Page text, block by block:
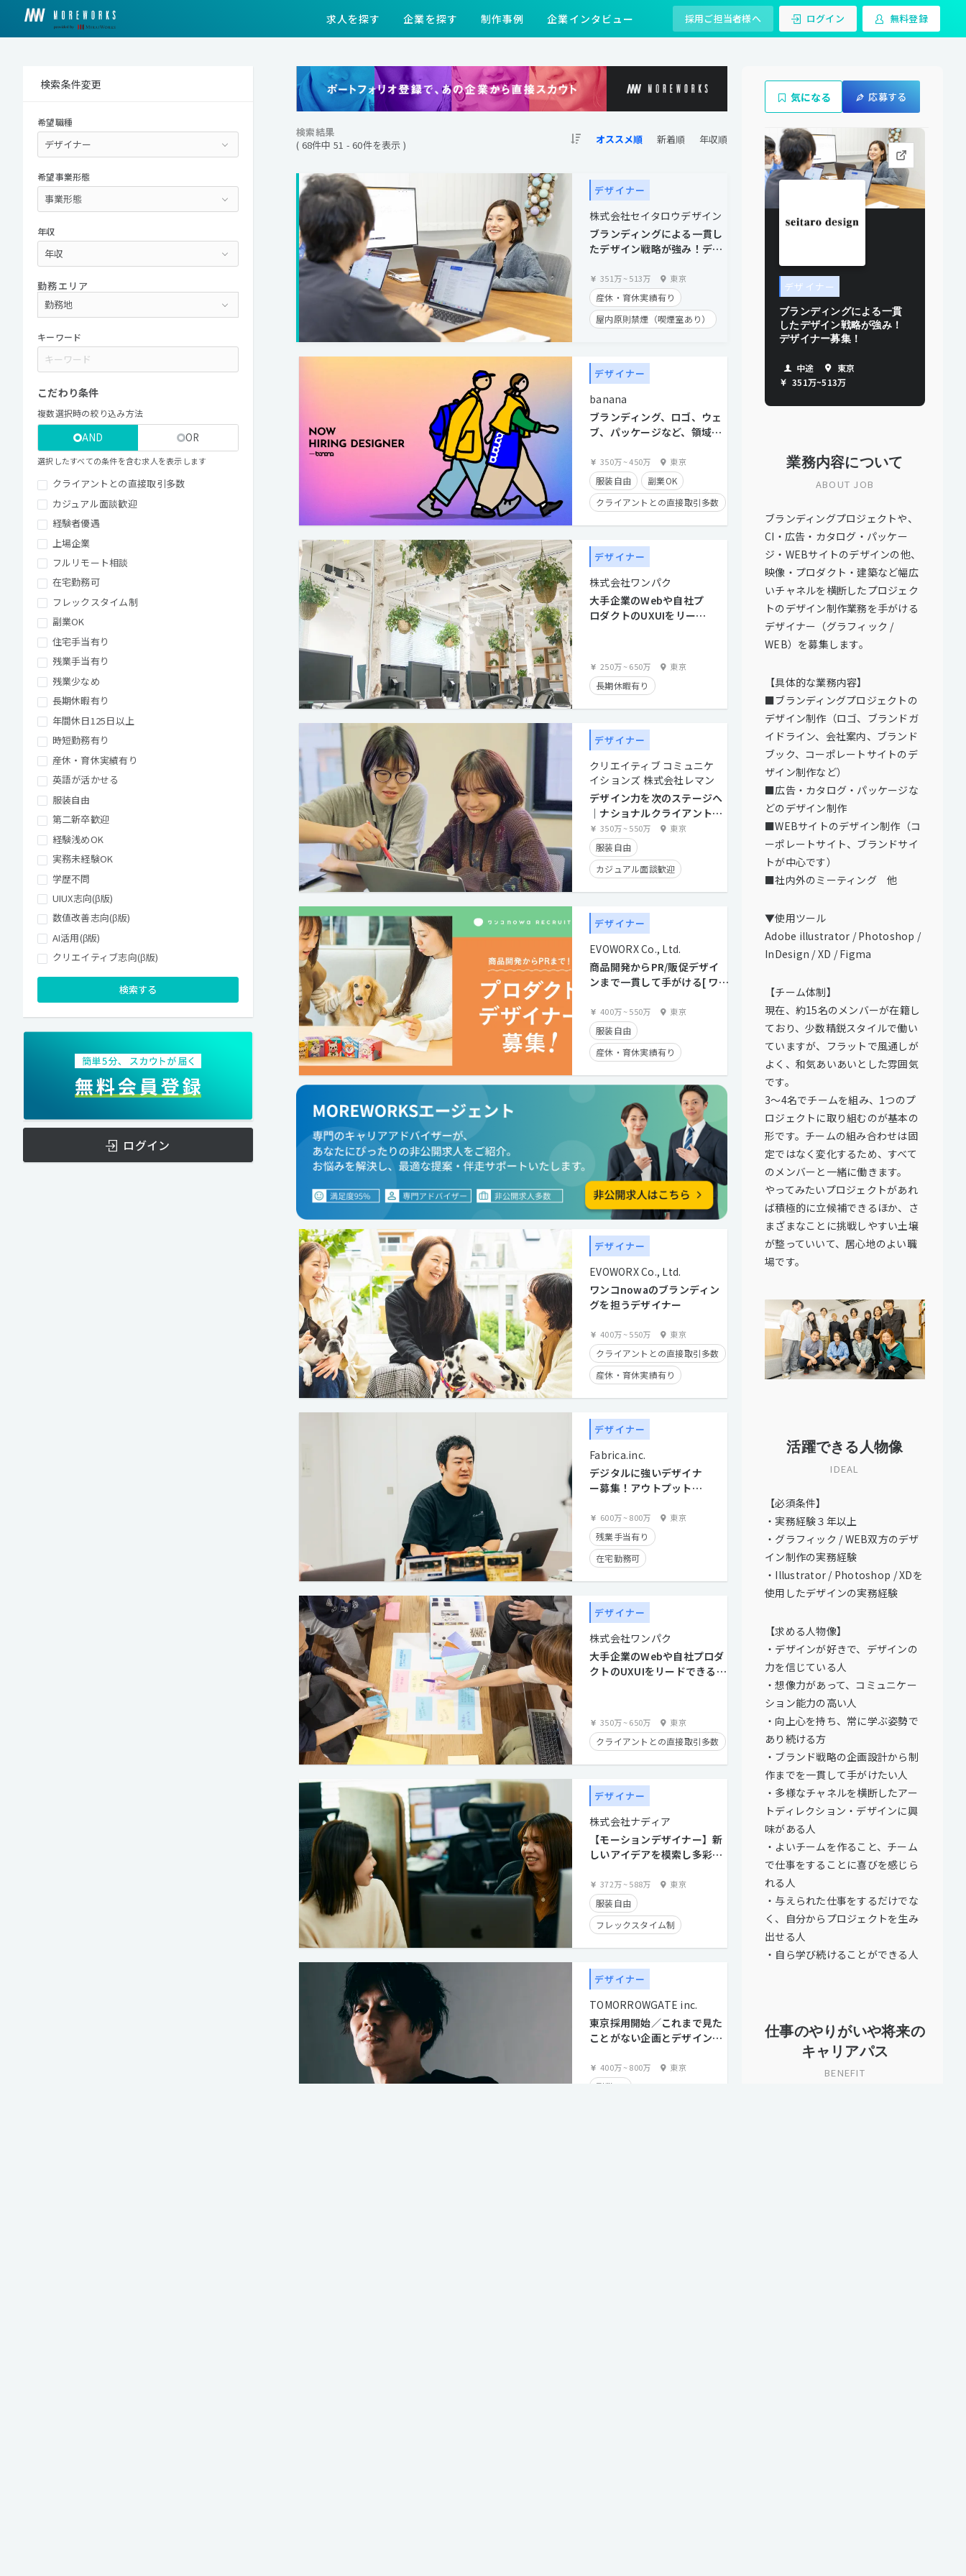
求人を探す 企業を探す 制作事例 企業インタビュー 採用ご担当者様へ ログイン 無料登録
検索条件変更
希望職種
希望事業形態
年収
勤務エリア
キーワード
こだわり条件
複数選択時の絞り込み方法
AND OR
選択したすべての条件を含む求人を表示します
クライアントとの直接取引多数
カジュアル面談歓迎
経験者優遇
上場企業
フルリモート相談
在宅勤務可
フレックスタイム制
副業OK
住宅手当有り
残業手当有り
残業少なめ
長期休暇有り
年間休日125日以上
時短勤務有り
産休・育休実績有り
英語が活かせる
服装自由
第二新卒歓迎
経験浅めOK
実務未経験OK
学歴不問
UIUX志向(β版)
数値改善志向(β版)
AI活用(β版)
クリエイティブ志向(β版)
検索する
ログイン
検索結果
( 68件中 51 - 60件を表示 )
デザイナー
株式会社セイタロウデザイン
ブランディングによる一貫し
たデザイン戦略が強み！デザ
351万~513万 東京
産休・育休実績有り
屋内原則禁煙（喫煙室あり）
クライアントとの直接取引多数
残業手当有り
フレックスタイム制
経験者優遇
デザイナー
banana
ブランディング、ロゴ、ウェ
ブ、パッケージなど、領域を
募集350万~450万 東京
服装自由
副業OK
クライアントとの直接取引多数
英語が活かせる
経験者優遇
デザイナー
株式会社ワンパク
大手企業のWebや自社プ
ロダクトのUXUIをリード
250万~650万 東京
長期休暇有り
デザイナー
クリエイティブ コミュニケ
イションズ 株式会社レマン
デザイン力を次のステージへ
｜ナショナルクライアントが
長年信頼を寄せるチームの一
員に
350万~550万 東京
服装自由
カジュアル面談歓迎
クライアントとの直接取引多数
産休・育休実績有り
残業手当有り
学歴不問
経験者優遇
デザイナー
EVOWORX Co., Ltd.
商品開発からPR/販促デザイ
ンまで一貫して手がける[ ワン
ー]400万~550万 東京
服装自由
産休・育休実績有り
学歴不問
クライアントとの直接取引多数
カジュアル面談歓迎
経験者優遇
残業手当有り
住宅手当有り
デザイナー
EVOWORX Co., Ltd.
ワンコnowaのブランディン
グを担うデザイナー
400万~550万 東京
クライアントとの直接取引多数
産休・育休実績有り
住宅手当有り
残業手当有り
学歴不問
経験者優遇
デザイナー
Fabrica.inc.
デジタルに強いデザイナ
ー募集！アウトプットに
作りませんか？
600万~800万 東京
残業手当有り
在宅勤務可
経験者優遇
デザイナー
株式会社ワンパク
大手企業のWebや自社プロダ
クトのUXUIをリードできるデ
350万~650万 東京
クライアントとの直接取引多数
デザイナー
株式会社ナディア
【モーションデザイナー】新
しいアイデアを模索し多彩な
372万~588万 東京
服装自由
フレックスタイム制
経験者優遇
学歴不問
在宅勤務可
産休・育休実績有り
クライアントとの直接取引多数
デザイナー
TOMORROWGATE inc.
東京採用開始／これまで見た
ことがない企画とデザインを
400万~800万 東京
副業OK
気になる 応募する
デザイナー
ブランディングによる一貫
したデザイン戦略が強み！
デザイナー募集！
中途
東京
351万~513万
業務内容について
ABOUT JOB
ブランディングプロジェクトや、
CI・広告・カタログ・パッケー
ジ・WEBサイトのデザインの他、
映像・プロダクト・建築など幅広
いチャネルを横断したプロジェク
トのデザイン制作業務を手がける
デザイナー（グラフィック /
WEB）を募集します。
【具体的な業務内容】
■ブランディングプロジェクトの
デザイン制作（ロゴ、ブランドガ
イドライン、会社案内、ブランド
ブック、コーポレートサイトのデ
ザイン制作など）
■広告・カタログ・パッケージな
どのデザイン制作
■WEBサイトのデザイン制作（コ
ーポレートサイト、ブランドサイ
トが中心です）
■社内外のミーティング 他
▼使用ツール
Adobe illustrator / Photoshop /
InDesign / XD / Figma
【チーム体制】
現在、約15名のメンバーが在籍し
ており、少数精鋭スタイルで働い
ていますが、フラットで風通しが
よく、和気あいあいとした雰囲気
です。
3～4名でチームを組み、1つのプ
ロジェクトに取り組むのが基本の
形です。チームの組み合わせは固
定ではなく変化するため、すべて
のメンバーと一緒に働きます。
やってみたいプロジェクトがあれ
ば積極的に立候補できるほか、さ
まざまなことに挑戦しやすい土壌
が整っていいて、居心地のよい職
場です。
活躍できる人物像
IDEAL
【必須条件】
・実務経験３年以上
・グラフィック / WEB双方のデザ
イン制作の実務経験
・Illustrator / Photoshop / XDを
使用したデザインの実務経験
【求める人物像】
・デザインが好きで、デザインの
力を信じている人
・想像力があって、コミュニケー
ション能力の高い人
・向上心を持ち、常に学ぶ姿勢で
あり続ける方
・ブランド戦略の企画設計から制
作までを一貫して手がけたい人
・多様なチャネルを横断したアー
トディレクション・デザインに興
味がある人
・よいチームを作ること、チーム
で仕事をすることに喜びを感じら
れる人
・与えられた仕事をするだけでな
く、自分からプロジェクトを生み
出せる人
・自ら学び続けることができる人
仕事のやりがいや将来の
キャリアパス
BENEFIT